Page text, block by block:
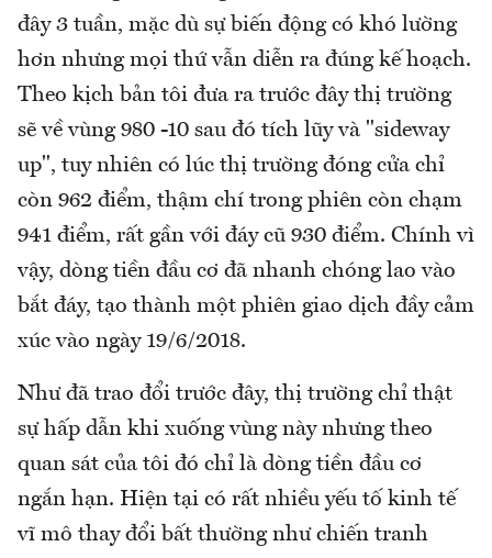
đây 3 tuần, mặc dù sự biến động có khó lường
hơn nhưng mọi thứ vẫn diễn ra đúng kế hoạch.
Theo kịch bản tôi đưa ra trước đây thị trường
sẽ về vùng 980 -10 sau đó tích lũy và "sideway
up", tuy nhiên có lúc thị trường đóng cửa chỉ
còn 962 điểm, thậm chí trong phiên còn chạm
941 điểm, rất gần với đáy cũ 930 điểm. Chính vì
vậy, dòng tiền đầu cơ đã nhanh chóng lao vào
bắt đáy, tạo thành một phiên giao dịch đầy cảm
xúc vào ngày 19/6/2018.
Như đã trao đổi trước đây, thị trường chỉ thật
sự hấp dẫn khi xuống vùng này nhưng theo
quan sát của tôi đó chỉ là dòng tiền đầu cơ
ngắn hạn. Hiện tại có rất nhiều yếu tố kinh tế
vĩ mô thay đổi bất thường như chiến tranh